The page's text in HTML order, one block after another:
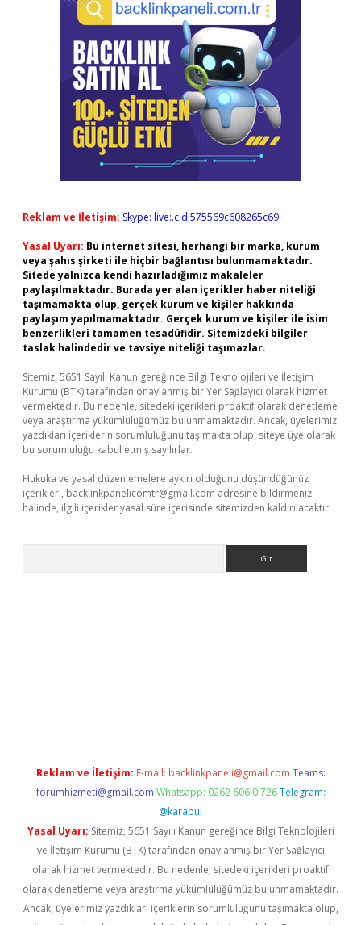
Reklam ve İletişim: Skype: live:.cid.575569c608265c69
Yasal Uyarı: Bu internet sitesi, herhangi bir marka, kurum
veya şahıs şirketi ile hiçbir bağlantısı bulunmamaktadır.
Sitede yalnızca kendi hazırladığımız makaleler
paylaşılmaktadır. Burada yer alan içerikler haber niteliği
taşımamakta olup, gerçek kurum ve kişiler hakkında
paylaşım yapılmamaktadır. Gerçek kurum ve kişiler ile isim
benzerlikleri tamamen tesadüfidir. Sitemizdeki bilgiler
taslak halindedir ve tavsiye niteliği taşımazlar.
Sitemiz, 5651 Sayılı Kanun gereğince Bilgi Teknolojileri ve İletişim
Kurumu (BTK) tarafından onaylanmış bir Yer Sağlayıcı olarak hizmet
vermektedir. Bu nedenle, sitedeki içerikleri proaktif olarak denetleme
veya araştırma yükümlülüğümüz bulunmamaktadır. Ancak, üyelerimiz
yazdıkları içeriklerin sorumluluğunu taşımakta olup, siteye üye olarak
bu sorumluluğu kabul etmiş sayılırlar.
Hukuka ve yasal düzenlemelere aykırı olduğunu düşündüğünüz
içerikleri, backlinkpanelicomtr@gmail.com adresine bildirmeniz
halinde, ilgili içerikler yasal süre içerisinde sitemizden kaldırılacaktır.
Reklam ve İletişim: E-mail: backlinkpaneli@gmail.com Teams:
forumhizmeti@gmail.com Whatsapp: 0262 606 0 726 Telegram:
@karabul
Yasal Uyarı: Sitemiz, 5651 Sayılı Kanun gereğince Bilgi Teknolojileri
ve İletişim Kurumu (BTK) tarafından onaylanmış bir Yer Sağlayıcı
olarak hizmet vermektedir. Bu nedenle, sitedeki içerikleri proaktif
olarak denetleme veya araştırma yükümlülüğümüz bulunmamaktadır.
Ancak, üyelerimiz yazdıkları içeriklerin sorumluluğunu taşımakta olup,